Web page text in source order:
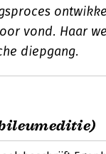
vond. Haar
diepgang.